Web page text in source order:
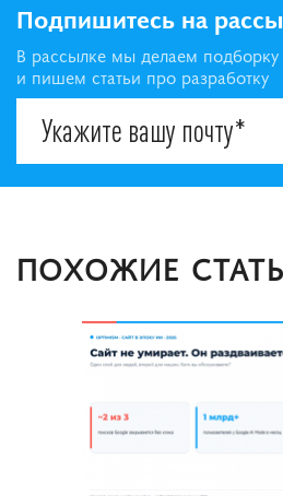
Подпишитесь на
В рассылке мы делаем
и пишем статьи про разработку
ПОХОЖИЕ